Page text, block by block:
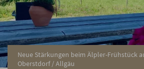
Neue Stärkungen beim Älpler-Frühstück
Oberstdorf / Allgäu